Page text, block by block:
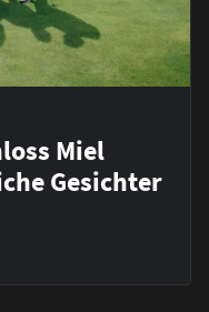
Miel
Gesichter